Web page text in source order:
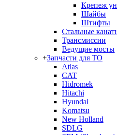
Крепеж
Шайбы
Штифты
Стальные
Трансмиссии
Ведущие мосты
+Запчасти для ТО
Atlas
CAT
Hidromek
Hitachi
Hyundai
Komatsu
New Holland
SDLG